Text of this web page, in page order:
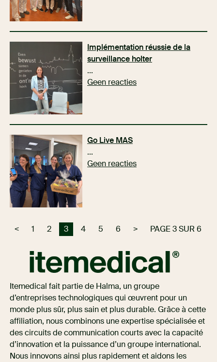
Implémentation réussie de la
surveillance holter
...
Geen reacties
Go Live MAS
...
Geen reacties
< 1 2 3 4 5 6 > PAGE 3 SUR 6
Itemedical fait partie de Halma, un groupe
d’entreprises technologiques qui œuvrent pour un
monde plus sûr, plus sain et plus durable. Grâce à cette
affiliation, nous combinons une expertise spécialisée et
des circuits de communication courts avec la capacité
d’innovation et la puissance d’un groupe international.
Nous innovons ainsi plus rapidement et aidons les